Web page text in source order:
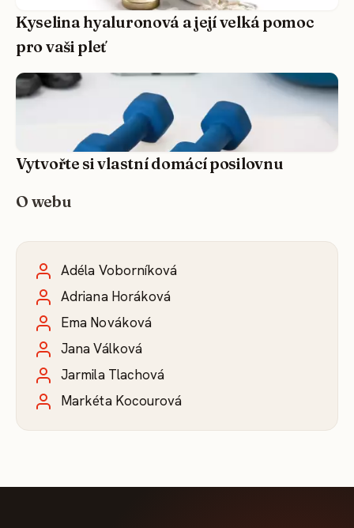
Kyselina hyaluronová a její velká pomoc
pro vaši pleť
Vytvořte si vlastní domácí posilovnu
O webu
Adéla Voborníková
Adriana Horáková
Ema Nováková
Jana Válková
Jarmila Tlachová
Markéta Kocourová